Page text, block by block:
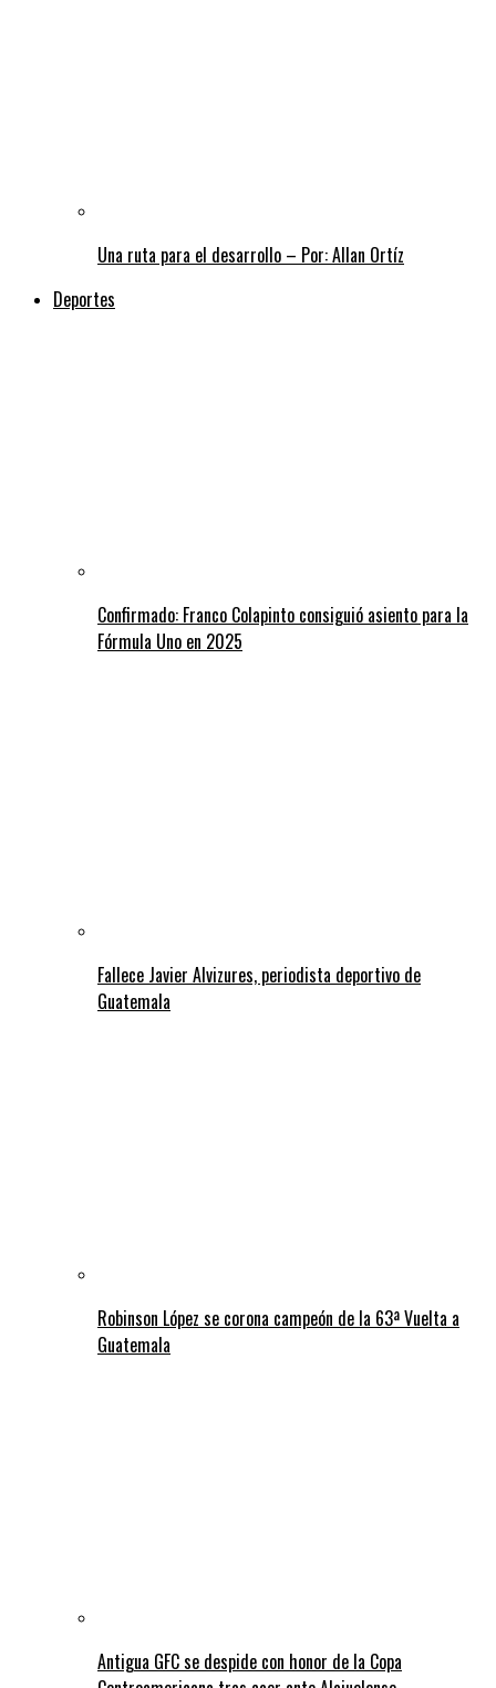
Una ruta para el desarrollo – Por: Allan Ortíz
Deportes
Confirmado: Franco Colapinto consiguió asiento para la
Fórmula Uno en 2025
Fallece Javier Alvizures, periodista deportivo de
Guatemala
Robinson López se corona campeón de la 63ª Vuelta a
Guatemala
Antigua GFC se despide con honor de la Copa